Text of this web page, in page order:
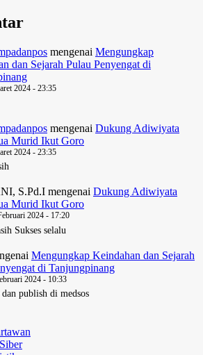
mengenai Mengungkap
dan Sejarah Pulau Penyengat di
2024 - 23:35
mengenai Dukung Adiwiyata
Murid Ikut Goro
2024 - 23:35
S.Pd.I mengenai Dukung Adiwiyata
Murid Ikut Goro
2024 - 17:20
Sukses selalu
Mengungkap Keindahan dan Sejarah
di Tanjungpinang
2024 - 10:33
publish di medsos